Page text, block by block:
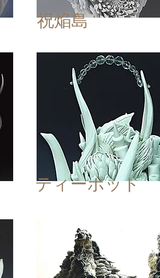
祝焔島
ティーポット